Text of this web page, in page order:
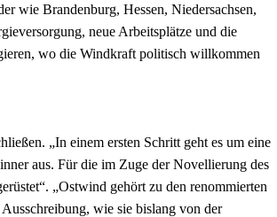
wie Brandenburg, Hessen, Niedersachsen,
neue Arbeitsplätze und die
wo die Windkraft politisch willkommen
„In einem ersten Schritt geht es um eine
aus. Für die im Zuge der Novellierung des
„Ostwind gehört zu den renommierten
wie sie bislang von der